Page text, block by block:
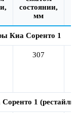
состоянии,
мм
Киа Соренто 1
307
1